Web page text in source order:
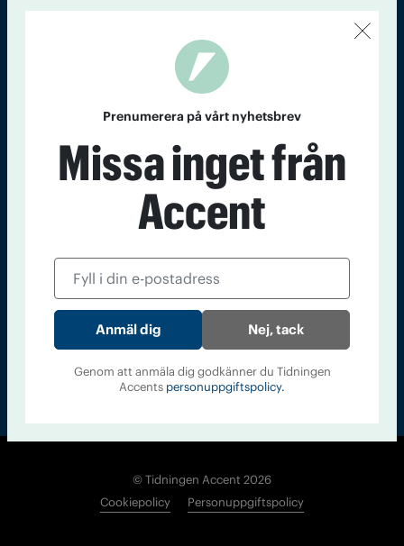
Chefredaktör och ansvarig utgivare: Barbro Janson Lundkvist,
barbro@a4.se.
Kontakt Om Tidningen Tidningsarkiv In English
Läs tidigare
Accent
© Tidningen Accent 2026
Cookiepolicy
Personuppgiftspolicy
Prenumerera på vårt nyhetsbrev
Missa inget från
Accent
Nej, tack
Genom att anmäla dig godkänner du Tidningen
Accents personuppgiftspolicy.